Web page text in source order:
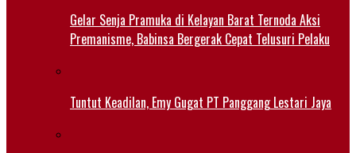
Gelar Senja Pramuka di Kelayan Barat Ternoda Aksi
Premanisme, Babinsa Bergerak Cepat Telusuri Pelaku
Tuntut Keadilan, Emy Gugat PT Panggang Lestari Jaya